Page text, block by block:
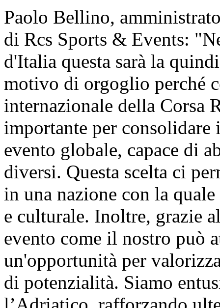
Paolo Bellino,
di Rcs Sports & Events:
d'Italia questa sarà la
motivo di orgoglio perché
internazionale della Corsa
importante per
evento globale, capace di
diversi. Questa scelta ci
in una nazione con la
e culturale. Inoltre, grazie
evento come il nostro può
un'opportunità per
di potenzialità. Siamo